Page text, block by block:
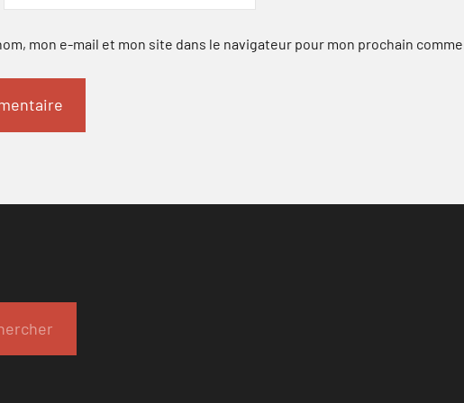
mon e-mail et mon site dans le navigateur pour mon prochain